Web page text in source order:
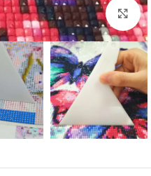
اضغط للتكبير